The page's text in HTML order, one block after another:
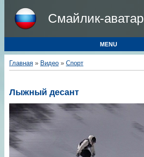
Смайлик-аватар
MENU
Главная» Видео» Спорт
Лыжный десант